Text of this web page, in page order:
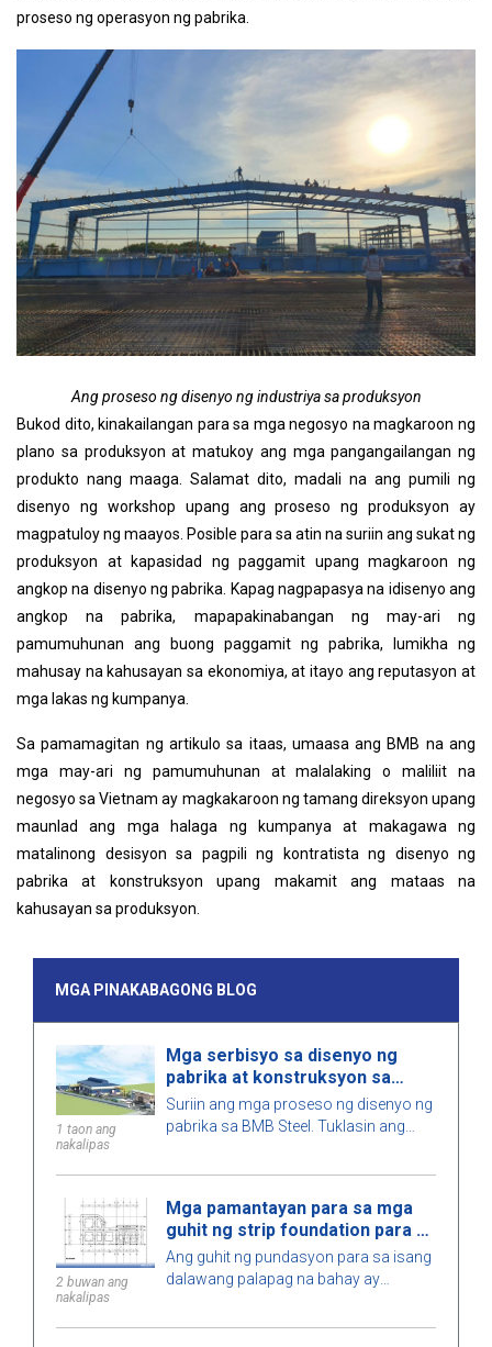
proseso ng operasyon ng pabrika.
Ang proseso ng disenyo ng industriya sa produksyon
Bukod dito, kinakailangan para sa mga negosyo na magkaroon ng
plano sa produksyon at matukoy ang mga pangangailangan ng
produkto nang maaga. Salamat dito, madali na ang pumili ng
disenyo ng workshop upang ang proseso ng produksyon ay
magpatuloy ng maayos. Posible para sa atin na suriin ang sukat ng
produksyon at kapasidad ng paggamit upang magkaroon ng
angkop na disenyo ng pabrika. Kapag nagpapasya na idisenyo ang
angkop na pabrika, mapapakinabangan ng may-ari ng
pamumuhunan ang buong paggamit ng pabrika, lumikha ng
mahusay na kahusayan sa ekonomiya, at itayo ang reputasyon at
mga lakas ng kumpanya.
Sa pamamagitan ng artikulo sa itaas, umaasa ang BMB na ang
mga may-ari ng pamumuhunan at malalaking o maliliit na
negosyo sa Vietnam ay magkakaroon ng tamang direksyon upang
maunlad ang mga halaga ng kumpanya at makagawa ng
matalinong desisyon sa pagpili ng kontratista ng disenyo ng
pabrika at konstruksyon upang makamit ang mataas na
kahusayan sa produksyon.
MGA PINAKABAGONG BLOG
1 taon ang
nakalipas
Mga serbisyo sa disenyo ng
pabrika at konstruksyon sa
Vietnam 2026
Suriin ang mga proseso ng disenyo ng
pabrika sa BMB Steel. Tuklasin ang
gastos, at tiyakin ang mataas na
kalidad ng konstruksyon.
2 buwan ang
nakalipas
Mga pamantayan para sa mga
guhit ng strip foundation para sa
isang dalawang palapag na
bahay
Ang guhit ng pundasyon para sa isang
dalawang palapag na bahay ay